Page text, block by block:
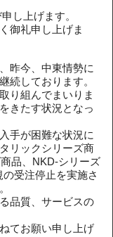
し上げます。
御礼申し上げま
昨今、中東情勢に
続しております。
り組んでまいりま
きたす状況となっ
手が困難な状況に
リックシリーズ商
品、NKD-シリーズ
受注停止を実施さ
品質、サービスの
てお願い申し上げ